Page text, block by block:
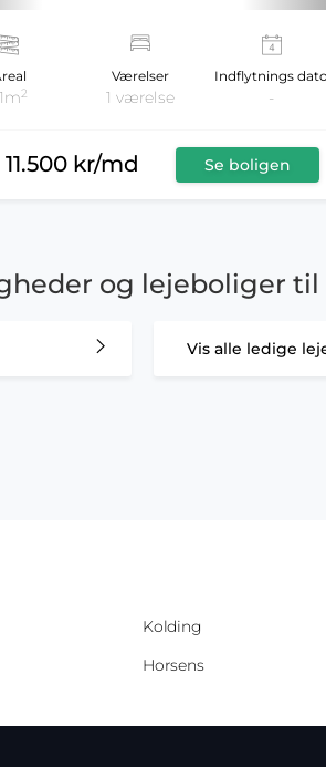
2
Værelser
1 værelse
Indflytnings dato
-
11.500 kr/md Se boligen
og lejeboliger
Vis alle ledige
Kolding
Horsens